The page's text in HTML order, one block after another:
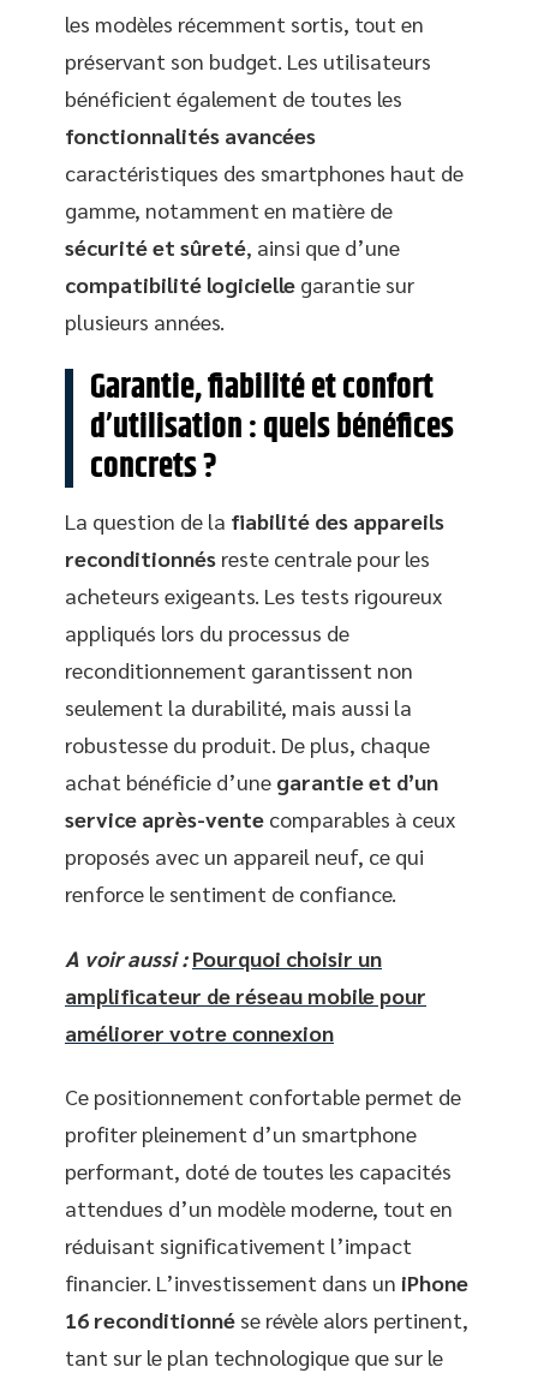
les modèles récemment sortis, tout en
préservant son budget. Les utilisateurs
bénéficient également de toutes les
fonctionnalités avancées
caractéristiques des smartphones haut de
gamme, notamment en matière de
sécurité et sûreté, ainsi que d’une
compatibilité logicielle garantie sur
plusieurs années.
Garantie, fiabilité et confort
d’utilisation : quels bénéfices
concrets ?
La question de la fiabilité des appareils
reconditionnés reste centrale pour les
acheteurs exigeants. Les tests rigoureux
appliqués lors du processus de
reconditionnement garantissent non
seulement la durabilité, mais aussi la
robustesse du produit. De plus, chaque
achat bénéficie d’une garantie et d’un
service après-vente comparables à ceux
proposés avec un appareil neuf, ce qui
renforce le sentiment de confiance.
A voir aussi : Pourquoi choisir un
amplificateur de réseau mobile pour
améliorer votre connexion
Ce positionnement confortable permet de
profiter pleinement d’un smartphone
performant, doté de toutes les capacités
attendues d’un modèle moderne, tout en
réduisant significativement l’impact
financier. L’investissement dans un iPhone
16 reconditionné se révèle alors pertinent,
tant sur le plan technologique que sur le